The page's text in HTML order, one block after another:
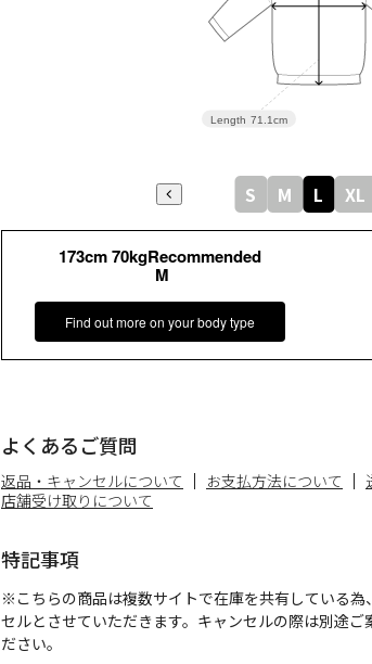
よくあるご質問
返品・キャンセルについて お支払方法について
店舗受け取りについて
特記事項
※こちらの商品は複数サイトで在庫を共有している
セルとさせていただきます。キャンセルの際は別途ご
ださい。
173cm 70kgRecommended
M
Find out more on your body type
Length 71.1cm
S M L XL